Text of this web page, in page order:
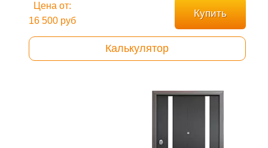
Цена от:
16 500 руб
Купить
Калькулятор